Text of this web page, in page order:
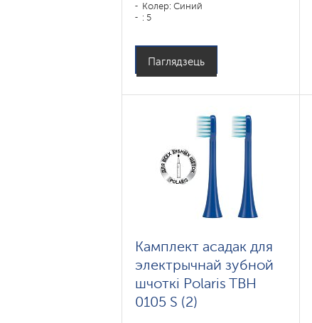
Колер: Синий
: 5
Паглядзець
Камплект асадак для
электрычнай зубной
шчоткі Polaris TBH
0105 S (2)